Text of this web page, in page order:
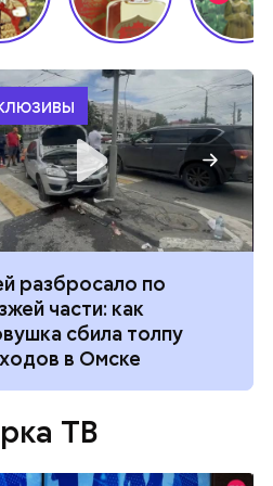
разбросало по
части: как
сбила толпу
в Омске
ТВ